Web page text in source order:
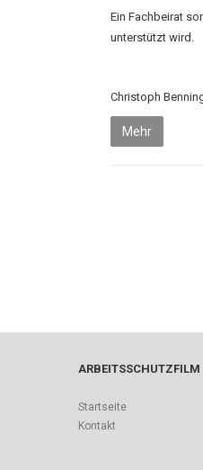
Ein Fachbeirat
unterstützt wird.
Christoph
Mehr
ARBEITSSCHUTZFILM
Startseite
Kontakt